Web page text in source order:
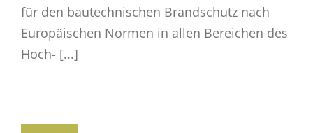
für den bautechnischen Brandschutz nach
Europäischen Normen in allen Bereichen des
Hoch- [...]